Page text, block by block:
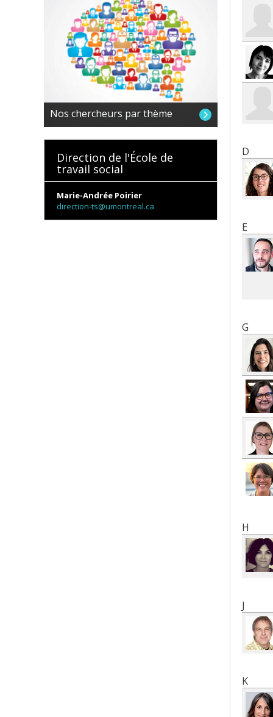
D
E
G
H
J
K
Nos chercheurs par thème
Direction de l'École de
travail social
Marie-Andrée Poirier
direction-ts@umontreal.ca